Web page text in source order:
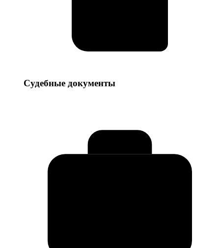
Судебные
Судебные документы